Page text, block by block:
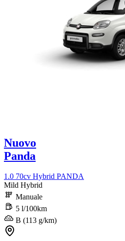
Nuovo
Panda
1.0 70cv Hybrid PANDA
Mild Hybrid
Manuale
5 l/100km
B (113 g/km)